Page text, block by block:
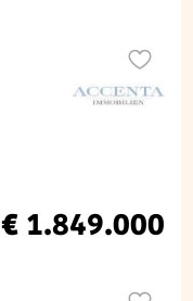
€ 1.849.000